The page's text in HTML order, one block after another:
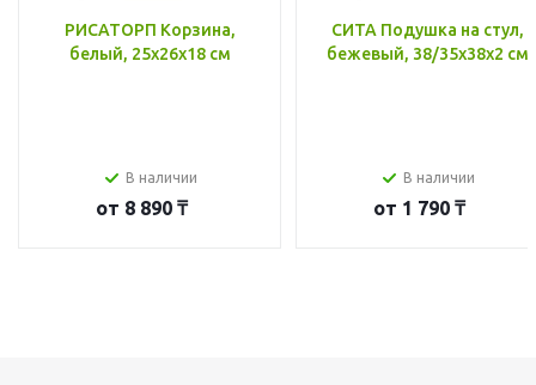
РИСАТОРП Корзина,
белый, 25x26x18 см
В наличии
от 8 890 ₸
СИТА Подушка на стул,
бежевый, 38/35x38x2 см
В наличии
от 1 790 ₸